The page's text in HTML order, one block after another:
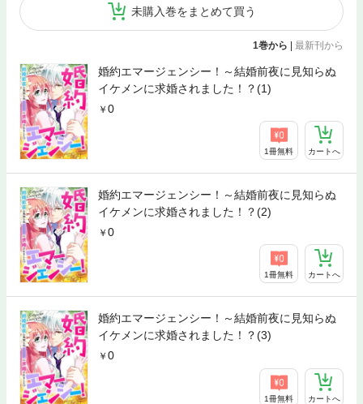
未購入巻をまとめて買う
1巻から | 最新刊から
婚約エマージェンシー！～結婚前夜に見知らぬ
イケメンに求婚されました！？(1)
0
1冊無料 カートへ
婚約エマージェンシー！～結婚前夜に見知らぬ
イケメンに求婚されました！？(2)
0
1冊無料 カートへ
婚約エマージェンシー！～結婚前夜に見知らぬ
イケメンに求婚されました！？(3)
0
1冊無料 カートへ